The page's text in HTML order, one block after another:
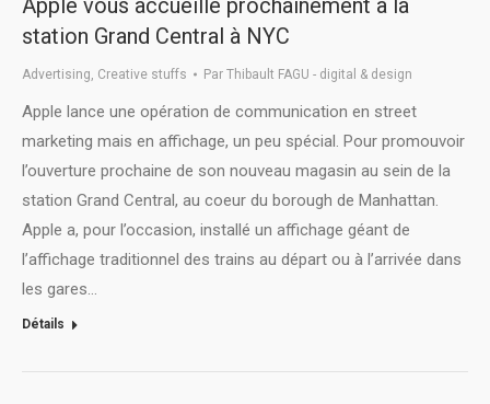
Apple vous accueille prochainement à la
station Grand Central à NYC
Advertising, Creative stuffs Par Thibault FAGU - digital & design
Apple lance une opération de communication en street
marketing mais en affichage, un peu spécial. Pour promouvoir
l’ouverture prochaine de son nouveau magasin au sein de la
station Grand Central, au coeur du borough de Manhattan.
Apple a, pour l’occasion, installé un affichage géant de
l’affichage traditionnel des trains au départ ou à l’arrivée dans
les gares…
Détails